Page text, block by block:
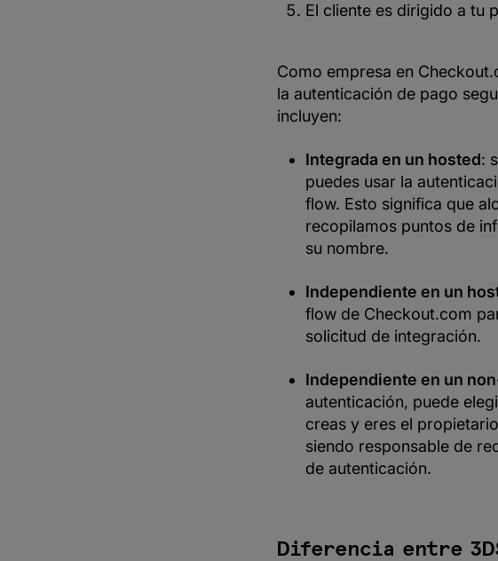
El cliente es dirigido a tu
Como empresa en
la autenticación de pago
incluyen:
Integrada en un hosted:
puedes usar la
flow. Esto significa que
recopilamos puntos de
su nombre.
Independiente en un
flow de Checkout.com
solicitud de integración.
Independiente en un
autenticación, puede
creas y eres el
siendo responsable de
de autenticación.
Diferencia entre